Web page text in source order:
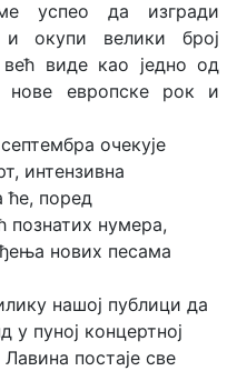
успео да изгради
и окупи велики број
виде као једно од
нове европске рок и
очекује
интензивна
ће, поред
познатих нумера,
нових песама
нашој публици да
пуној концертној
постаје све